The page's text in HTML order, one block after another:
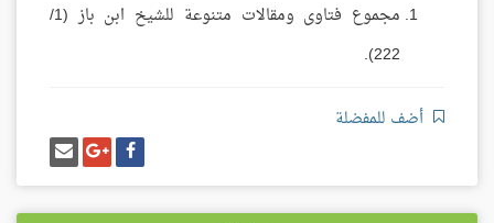
مجموع فتاوى ومقالات متنوعة للشيخ ابن باز (1/
222).
أضف للمفضلة
شارك
على
فيسبوك
شارك
على
غوغل
بلس
إرسل
إيميل